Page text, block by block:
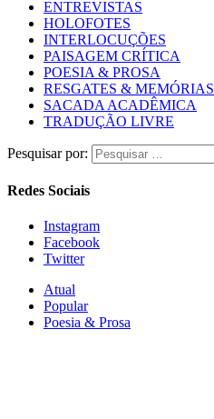
ENTREVISTAS
HOLOFOTES
INTERLOCUÇÕES
PAISAGEM CRÍTICA
POESIA & PROSA
RESGATES & MEMÓRIAS
SACADA ACADÊMICA
TRADUÇÃO LIVRE
Pesquisar por:
Redes Sociais
Instagram
Facebook
Twitter
Atual
Popular
Poesia & Prosa